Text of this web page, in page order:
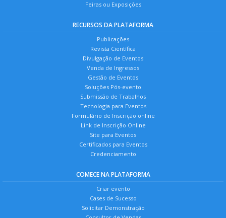
Feiras ou Exposições
RECURSOS DA PLATAFORMA
Publicações
Revista Científica
Divulgação de Eventos
Venda de Ingressos
Gestão de Eventos
Soluções Pós-evento
Submissão de Trabalhos
Tecnologia para Eventos
Formulário de Inscrição online
Link de Inscrição Online
Site para Eventos
Certificados para Eventos
Credenciamento
COMECE NA PLATAFORMA
Criar evento
Cases de Sucesso
Solicitar Demonstração